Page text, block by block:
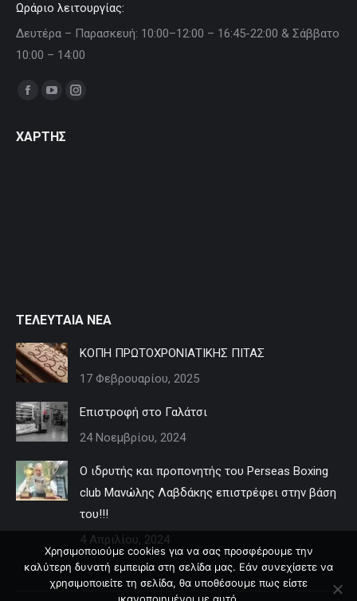
Ωράριο λειτουργίας:
Δευτέρα – Παρασκευή: 10:00–12:00 – 16:45-22:00 & Σάββατο
10:00 – 14:00
Find us on:
Facebook
opens
YouTube
opens
Instagram
ΧΑΡΤΗΣ
ΤΕΛΕΥΤΑΙΑ ΝΕΑ
ΚΟΠΗ ΠΡΩΤΟΧΡΟΝΙΑΤΙΚΗΣ ΠΙΤΑΣ
17 Φεβρουαρίου, 2025
Επιστροφή στο Γαλάτσι
24 Νοεμβρίου, 2024
Ο ιδρυτής και προπονητής του Perseas Boxing
club Μανώλης Λαβδάκης επιστρέφει στην βάση
του!!!
4 Απριλίου, 2024
Χρησιμοποιούμε cookies για να σας προσφέρουμε την
καλύτερη δυνατή εμπειρία στη σελίδα μας. Εάν συνεχίσετε να
χρησιμοποιείτε τη σελίδα, θα υποθέσουμε πως είστε